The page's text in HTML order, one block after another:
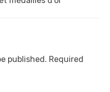
published. Required